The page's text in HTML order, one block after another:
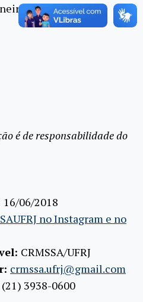
RJ, 21941-592,
é de responsabilidade do
16/06/2018
no Instagram e no
CRMSSA/UFRJ
crmssa.ufrj@gmail.com
(21) 3938-0600